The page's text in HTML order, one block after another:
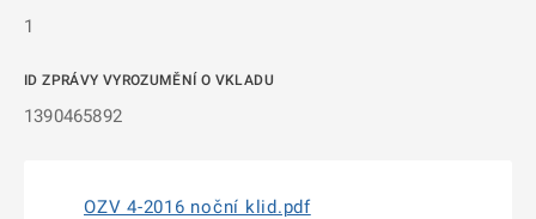
1
ID ZPRÁVY VYROZUMĚNÍ O VKLADU
1390465892
OZV 4-2016 noční klid.pdf